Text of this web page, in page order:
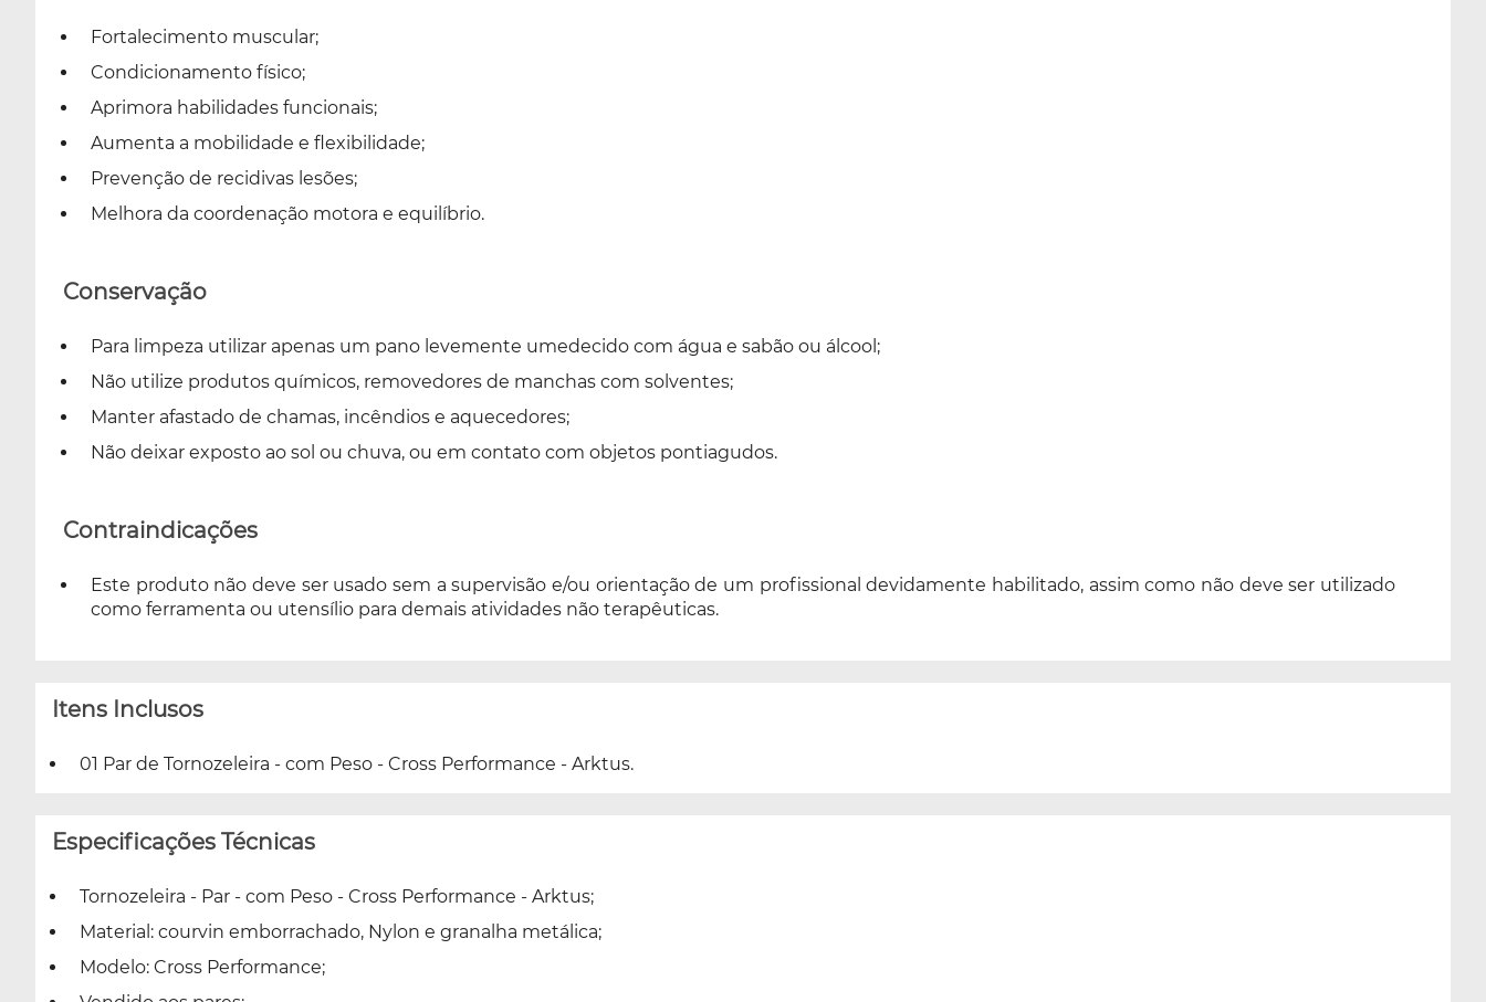
Fortalecimento muscular;
Condicionamento físico;
Aprimora habilidades funcionais;
Aumenta a mobilidade e flexibilidade;
Prevenção de recidivas lesões;
Melhora da coordenação motora e equilíbrio.
Conservação
Para limpeza utilizar apenas um pano levemente umedecido com água e sabão ou álcool;
Não utilize produtos químicos, removedores de manchas com solventes;
Manter afastado de chamas, incêndios e aquecedores;
Não deixar exposto ao sol ou chuva, ou em contato com objetos pontiagudos.
Contraindicações
Este produto não deve ser usado sem a supervisão e/ou orientação de um profissional devidamente habilitado, assim como não deve ser utilizado
como ferramenta ou utensílio para demais atividades não terapêuticas.
Itens Inclusos
01 Par de Tornozeleira - com Peso - Cross Performance - Arktus.
Especificações Técnicas
Tornozeleira - Par - com Peso - Cross Performance - Arktus;
Material: courvin emborrachado, Nylon e granalha metálica;
Modelo: Cross Performance;